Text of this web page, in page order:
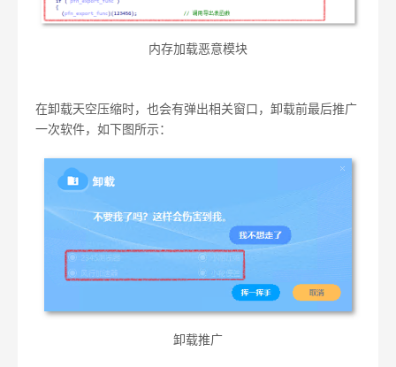
内存加载恶意模块
在卸载天空压缩时，也会有弹出相关窗口，卸载前最后推广
一次软件，如下图所示：
卸载推广